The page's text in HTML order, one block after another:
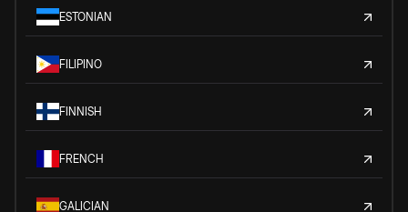
ESTONIAN
FILIPINO
FINNISH
FRENCH
GALICIAN